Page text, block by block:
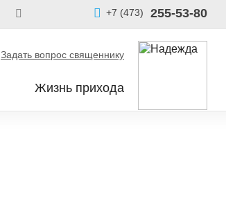
+7 (473) 255-53-80
Задать вопрос священнику
Жизнь прихода